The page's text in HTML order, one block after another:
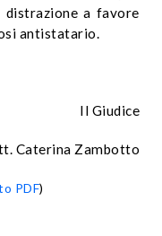
distrazione a favore
antistatario.
Il Giudice
Caterina Zambotto
PDF)